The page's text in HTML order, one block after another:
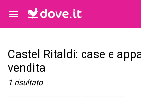
Castel Ritaldi: case e
vendita
1 risultato